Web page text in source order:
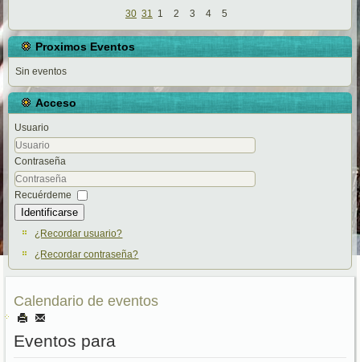
30 31 1 2 3 4 5
Proximos Eventos
Sin eventos
Acceso
Usuario
Contraseña
Recuérdeme
Identificarse
¿Recordar usuario?
¿Recordar contraseña?
Calendario de eventos
Eventos para